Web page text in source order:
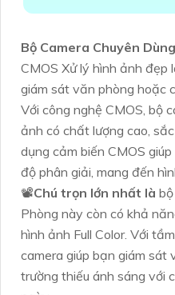
Bộ Camera Chuyên
CMOS Xử lý hình ảnh đẹp
giám sát văn phòng hoặc
Với công nghệ CMOS, bộ
ảnh có chất lượng cao,
dụng cảm biến CMOS
độ phân giải, mang đến
📽Chú trọn lớn nhất là
Phòng này còn có khả
hình ảnh Full Color. Với
camera giúp bạn giám sát
trường thiếu ánh sáng với